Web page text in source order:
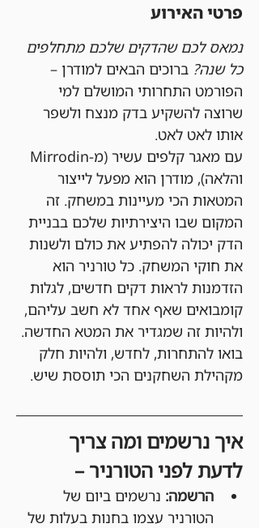
פרטי האירוע
נמאס לכם שהדקים שלכם מתחלפים
כל שנה? ברוכים הבאים למודרן –
הפורמט התחרותי המושלם למי
שרוצה להשקיע בדק מנצח ולשפר
אותו לאט לאט.
והלאה), מודרן הוא מפעל לייצור
המטאות הכי מעיינות במשחק. זה
המקום שבו היצירתיות שלכם בבניית
הדק יכולה להפתיע את כולם ולשנות
את חוקי המשחק. כל טורניר הוא
הזדמנות לראות דקים חדשים, לגלות
קומבואים שאף אחד לא חשב עליהם,
ולהיות זה שמגדיר את המטא החדשה.
בואו להתחרות, לחדש, ולהיות חלק
מקהילת השחקנים הכי תוססת שיש.
איך נרשמים ומה צריך
לדעת לפני הטורניר –
הרשמה: נרשמים ביום של
הטורניר עצמו בחנות בעלות של